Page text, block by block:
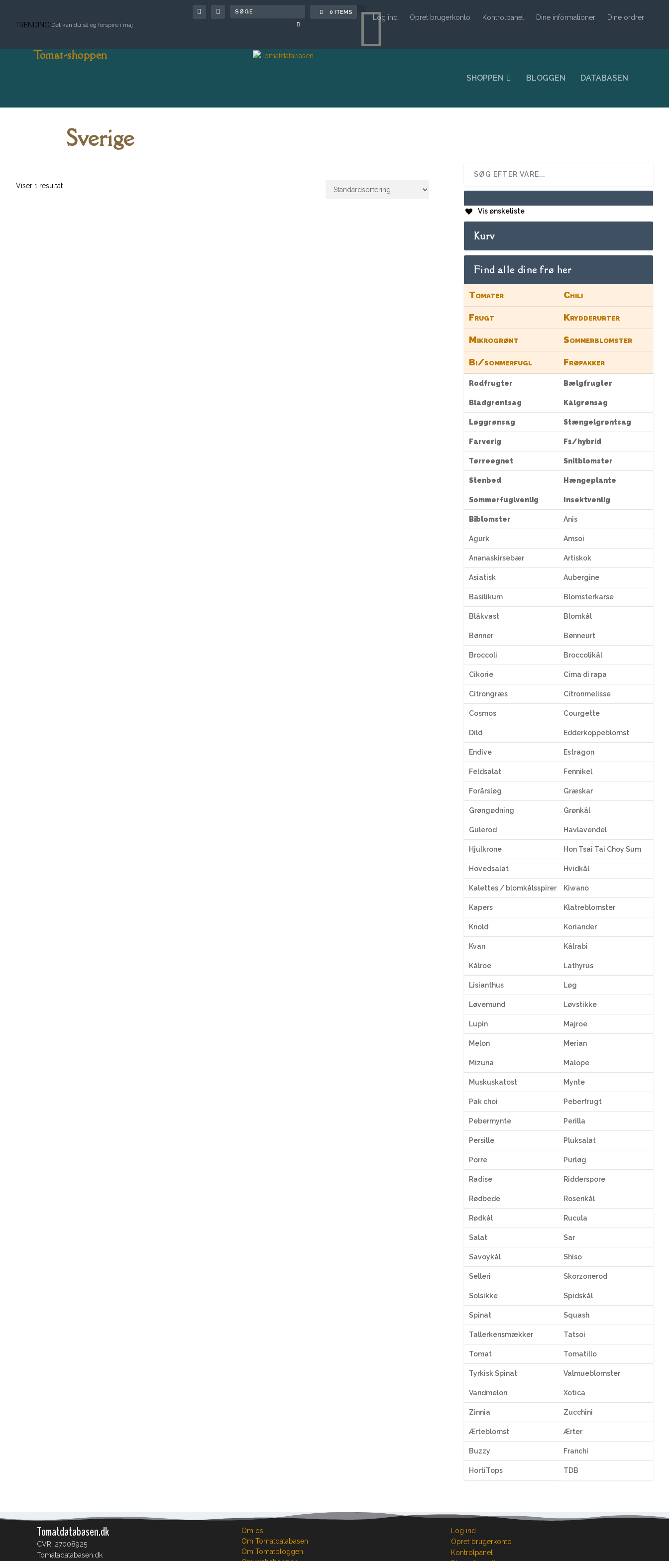
TRENDING:Det kan du så og forspire i maj
0 ITEMS Log ind Opret brugerkonto Kontrolpanel Dine informationer Dine ordrer
Tomat-shoppen
SHOPPEN BLOGGEN DATABASEN
Sverige
Viser 1 resultat
Vis ønskeliste
Kurv
Find alle dine frø her
Tomater Chili
Frugt Krydderurter
Mikrogrønt Sommerblomster
Bi/sommerfugl Frøpakker
Rodfrugter Bælgfrugter
Bladgrøntsag Kålgrønsag
Løggrønsag Stængelgrøntsag
Farverig F1/hybrid
Tørreegnet Snitblomster
Stenbed Hængeplante
Sommerfuglvenlig Insektvenlig
Biblomster Anis
Agurk Amsoi
Ananaskirsebær Artiskok
Asiatisk Aubergine
Basilikum Blomsterkarse
Blåkvast Blomkål
Bønner Bønneurt
Broccoli Broccolikål
Cikorie Cima di rapa
Citrongræs Citronmelisse
Cosmos Courgette
Dild Edderkoppeblomst
Endive Estragon
Feldsalat Fennikel
Forårsløg Græskar
Grøngødning Grønkål
Gulerod Havlavendel
Hjulkrone Hon Tsai Tai Choy Sum
Hovedsalat Hvidkål
Kalettes / blomkålsspirer Kiwano
Kapers Klatreblomster
Knold Koriander
Kvan Kålrabi
Kålroe Lathyrus
Lisianthus Løg
Løvemund Løvstikke
Lupin Majroe
Melon Merian
Mizuna Malope
Muskuskatost Mynte
Pak choi Peberfrugt
Pebermynte Perilla
Persille Pluksalat
Porre Purløg
Radise Ridderspore
Rødbede Rosenkål
Rødkål Rucula
Salat Sar
Savoykål Shiso
Selleri Skorzonerod
Solsikke Spidskål
Spinat Squash
Tallerkensmækker Tatsoi
Tomat Tomatillo
Tyrkisk Spinat Valmueblomster
Vandmelon Xotica
Zinnia Zucchini
Ærteblomst Ærter
Buzzy Franchi
HortiTops TDB
Tomatdatabasen.dk
CVR: 27008925
Tomatadatabasen.dk
Om os
Om Tomatdatabasen
Om Tomatbloggen
Log ind
Opret brugerkonto
Kontrolpanel